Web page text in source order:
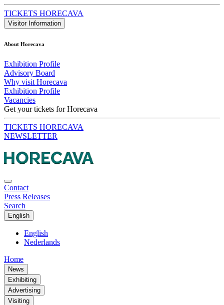
TICKETS HORECAVA
Visitor Information
About Horecava
Exhibition Profile
Advisory Board
Why visit Horecava
Exhibition Profile
Vacancies
Get your tickets for Horecava
TICKETS HORECAVA
NEWSLETTER
Contact
Press Releases
Search
English
English
Nederlands
Home
News
Exhibiting
Advertising
Visiting